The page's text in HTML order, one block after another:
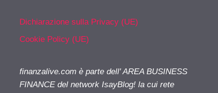
Dichiarazione sulla Privacy (UE)
Cookie Policy (UE)
finanzalive.com è parte dell' AREA BUSINESS
FINANCE del network IsayBlog! la cui rete